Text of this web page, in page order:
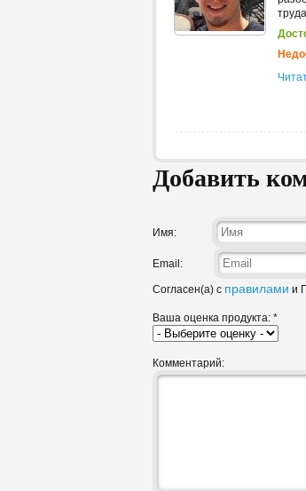
Добавить
Имя:
Email:
Согласен(а) с правилами и
Ваша оценка продукта: *
Комментарий: